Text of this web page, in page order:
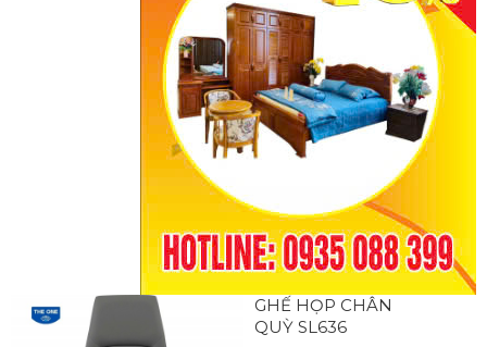
GHẾ HỌP CHÂN
QUỲ SL636